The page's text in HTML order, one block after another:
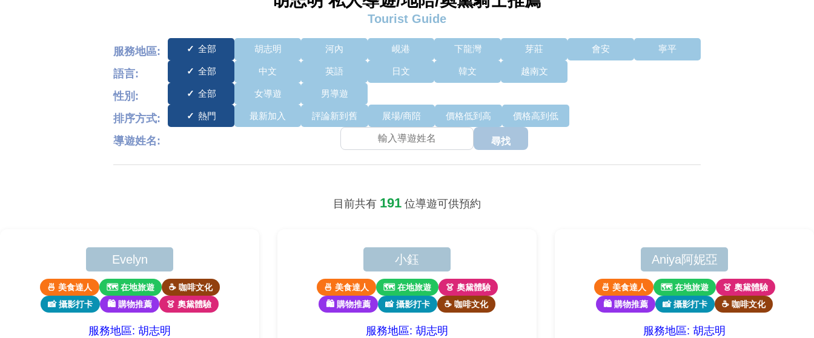
Tourist Guide
服務地區: 全部 胡志明 河內 峴港 下龍灣 芽莊 會安 寧平
語言: 全部 中文 英語 日文 韓文 越南文
性別: 全部 女導遊 男導遊
排序方式: 熱門 最新加入 評論新到舊 展場/商陪 價格低到高 價格高到低
導遊姓名: 尋找
目前共有 191 位導遊可供預約
Evelyn
🍜 美食達人 🗺 在地旅遊
☕ 咖啡文化
📸 攝影打卡
🛍 購物推薦 👗 奧黛體驗
服務地區: 胡志明
小鈺
🍜 美食達人 🗺 在地旅遊
👗 奧黛體驗
🛍 購物推薦
📸 攝影打卡 ☕ 咖啡文化
服務地區: 胡志明
Aniya阿妮亞
🍜 美食達人 🗺 在地旅遊
👗 奧黛體驗
🛍 購物推薦
📸 攝影打卡 ☕ 咖啡文化
服務地區: 胡志明